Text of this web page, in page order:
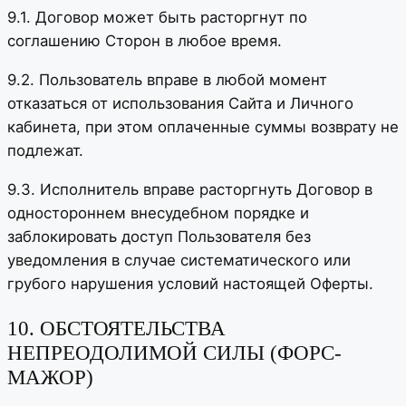
9.1. Договор может быть расторгнут по
соглашению Сторон в любое время.
9.2. Пользователь вправе в любой момент
отказаться от использования Сайта и Личного
кабинета, при этом оплаченные суммы возврату не
подлежат.
9.3. Исполнитель вправе расторгнуть Договор в
одностороннем внесудебном порядке и
заблокировать доступ Пользователя без
уведомления в случае систематического или
грубого нарушения условий настоящей Оферты.
10. ОБСТОЯТЕЛЬСТВА
НЕПРЕОДОЛИМОЙ СИЛЫ (ФОРС-
МАЖОР)